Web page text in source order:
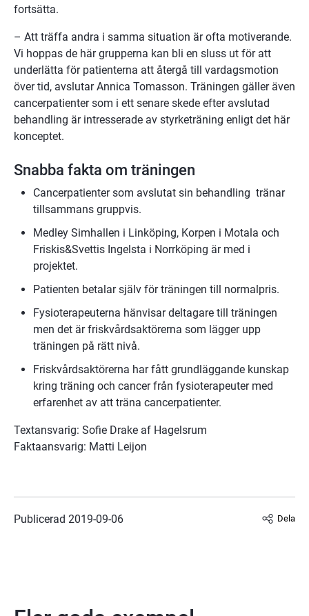
fortsätta.
– Att träffa andra i samma situation är ofta motiverande.
Vi hoppas de här grupperna kan bli en sluss ut för att
underlätta för patienterna att återgå till vardagsmotion
över tid, avslutar Annica Tomasson. Träningen gäller även
cancerpatienter som i ett senare skede efter avslutad
behandling är intresserade av styrketräning enligt det här
konceptet.
Snabba fakta om träningen
Cancerpatienter som avslutat sin behandling  tränar
tillsammans gruppvis.
Medley Simhallen i Linköping, Korpen i Motala och
Friskis&Svettis Ingelsta i Norrköping är med i
projektet.
Patienten betalar själv för träningen till normalpris.
Fysioterapeuterna hänvisar deltagare till träningen
men det är friskvårdsaktörerna som lägger upp
träningen på rätt nivå.
Friskvårdsaktörerna har fått grundläggande kunskap
kring träning och cancer från fysioterapeuter med
erfarenhet av att träna cancerpatienter.
Textansvarig: Sofie Drake af Hagelsrum
Faktaansvarig: Matti Leijon
Publicerad 2019-09-06 Dela